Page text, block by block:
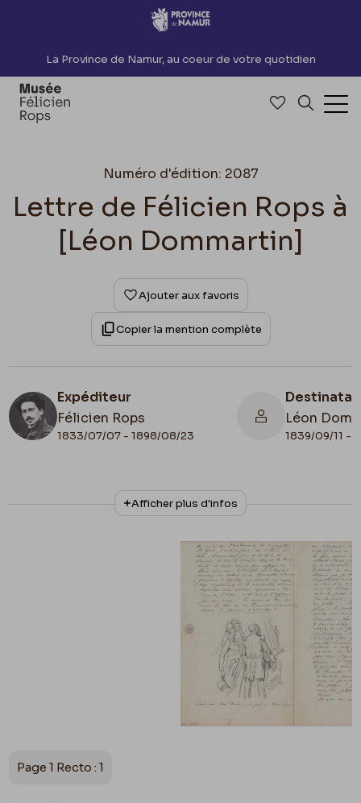
Accèder directement au contenu
La Province de Namur, au coeur de votre quotidien
Accéder à
Numéro d'édition: 2087
Lettre de Félicien Rops à
[Léon Dommartin]
Ajouter aux favoris
Copier la mention complète
Expéditeur
Félicien Rops
1833/07/07 - 1898/08/23
Léon
1839/09/11 -
N° d'inventaire
II/6655/457
Collationnage
Autographe
Belgique, Bruxelles, Bibliothèque royale de
Belgique, Cabinet des Manuscrits
Apostille
1871
Afficher plus d'infos
Page 1 Recto : 1